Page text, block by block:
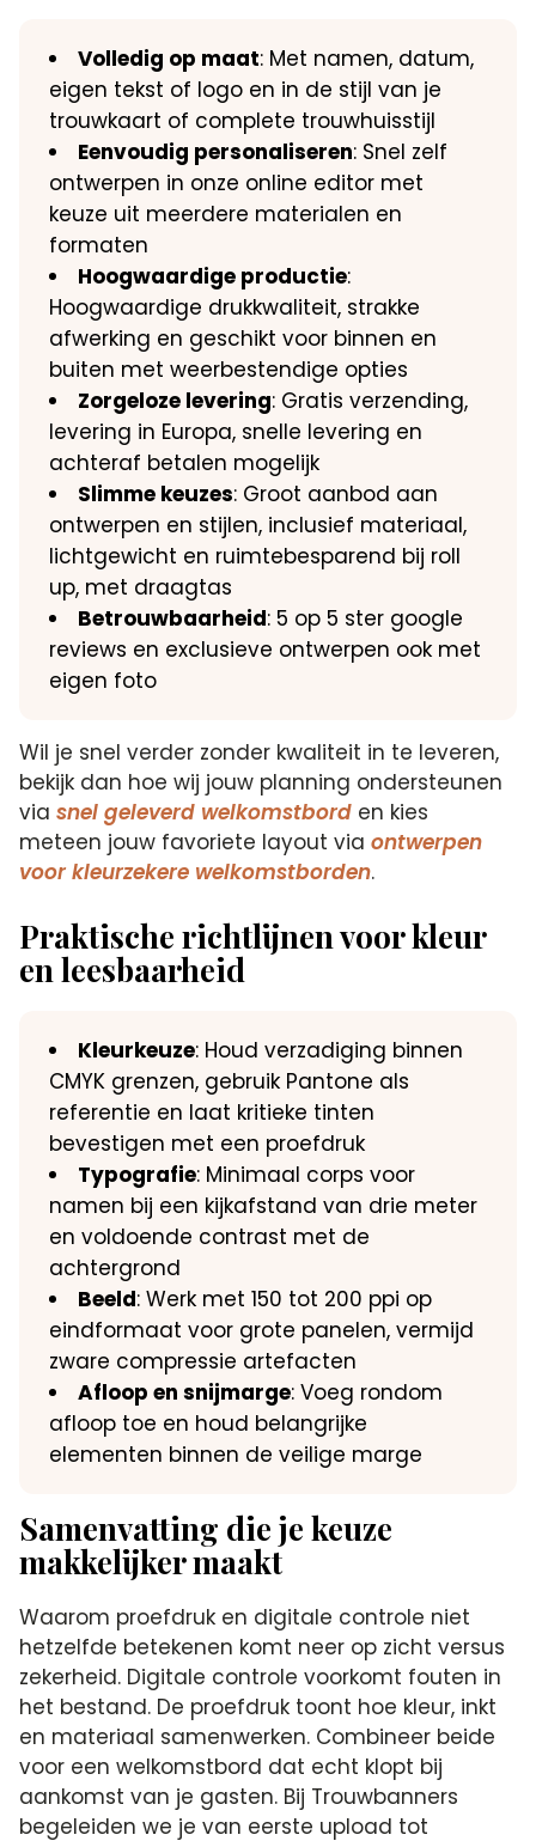
Volledig op maat: Met namen, datum,
eigen tekst of logo en in de stijl van je
trouwkaart of complete trouwhuisstijl
Eenvoudig personaliseren: Snel zelf
ontwerpen in onze online editor met
keuze uit meerdere materialen en
formaten
Hoogwaardige productie:
Hoogwaardige drukkwaliteit, strakke
afwerking en geschikt voor binnen en
buiten met weerbestendige opties
Zorgeloze levering: Gratis verzending,
levering in Europa, snelle levering en
achteraf betalen mogelijk
Slimme keuzes: Groot aanbod aan
ontwerpen en stijlen, inclusief materiaal,
lichtgewicht en ruimtebesparend bij roll
up, met draagtas
Betrouwbaarheid: 5 op 5 ster google
reviews en exclusieve ontwerpen ook met
eigen foto
Wil je snel verder zonder kwaliteit in te leveren,
bekijk dan hoe wij jouw planning ondersteunen
viasnel geleverd welkomstbord en kies
meteen jouw favoriete layout viaontwerpen
voor kleurzekere welkomstborden.
Praktische richtlijnen voor kleur
en leesbaarheid
Kleurkeuze: Houd verzadiging binnen
CMYK grenzen, gebruik Pantone als
referentie en laat kritieke tinten
bevestigen met een proefdruk
Typografie: Minimaal corps voor
namen bij een kijkafstand van drie meter
en voldoende contrast met de
achtergrond
Beeld: Werk met 150 tot 200 ppi op
eindformaat voor grote panelen, vermijd
zware compressie artefacten
Afloop en snijmarge: Voeg rondom
afloop toe en houd belangrijke
elementen binnen de veilige marge
Samenvatting die je keuze
makkelijker maakt
Waarom proefdruk en digitale controle niet
hetzelfde betekenen komt neer op zicht versus
zekerheid. Digitale controle voorkomt fouten in
het bestand. De proefdruk toont hoe kleur, inkt
en materiaal samenwerken. Combineer beide
voor een welkomstbord dat echt klopt bij
aankomst van je gasten. Bij Trouwbanners
begeleiden we je van eerste upload tot